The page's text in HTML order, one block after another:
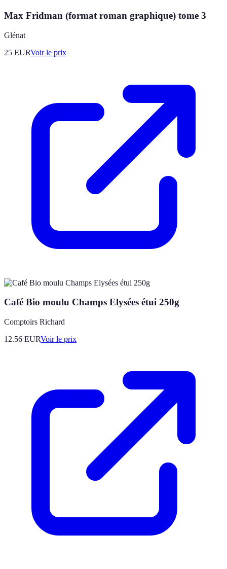
Max Fridman (format roman graphique) tome 3
Glénat
25 EURVoir le prix
Café Bio moulu Champs Elysées étui 250g
Comptoirs Richard
12.56 EURVoir le prix